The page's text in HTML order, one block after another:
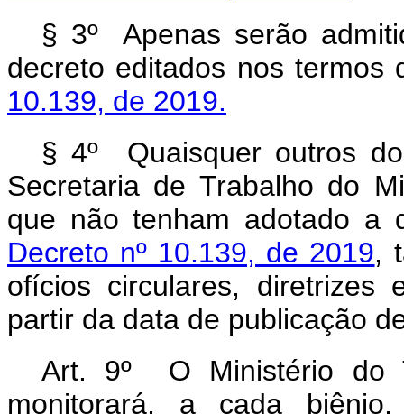
§ 3º Apenas serão
decreto editados nos
10.139, de 2019.
§ 4º Quaisquer outros
Secretaria de Trabalho do
que não tenham adotado a
Decreto nº 10.139, de 2019,
ofícios circulares, diretrizes
partir da data de publicação
Art. 9º O Ministério do
monitorará, a cada